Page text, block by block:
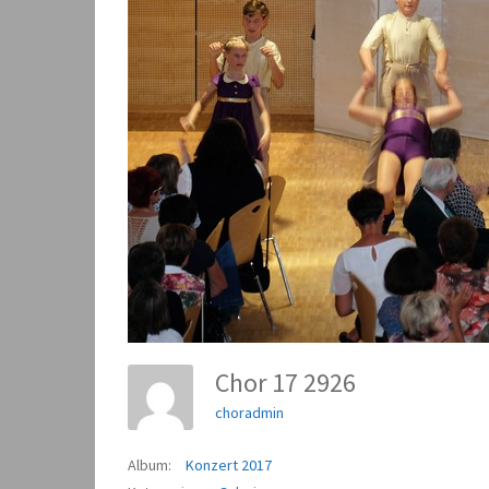
Chor 17 2926
choradmin
Album:
Konzert 2017